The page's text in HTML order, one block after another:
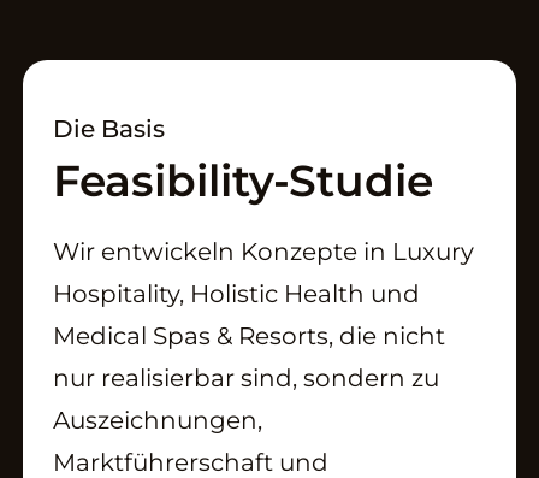
Die Basis
Feasibility-Studie
Wir entwickeln Konzepte in Luxury
Hospitality, Holistic Health und
Medical Spas & Resorts, die nicht
nur realisierbar sind, sondern zu
Auszeichnungen,
Marktführerschaft und